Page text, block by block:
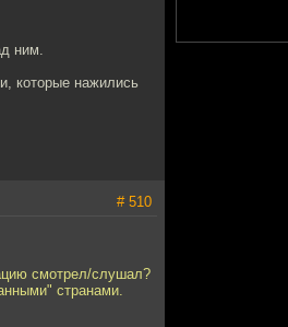
ним.
которые нажились
# 510
смотрел/слушал?
странами.